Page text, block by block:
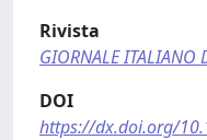
Rivista
GIORNALE ITALIANO
DOI
https://dx.doi.org/